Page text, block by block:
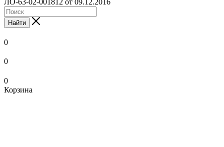
Найти
0
0
0
Корзина